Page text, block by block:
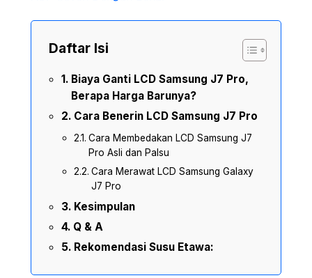
Daftar Isi
Biaya Ganti LCD Samsung J7 Pro,
Berapa Harga Barunya?
Cara Benerin LCD Samsung J7 Pro
Cara Membedakan LCD Samsung J7
Pro Asli dan Palsu
Cara Merawat LCD Samsung Galaxy
J7 Pro
Kesimpulan
Q & A
Rekomendasi Susu Etawa: